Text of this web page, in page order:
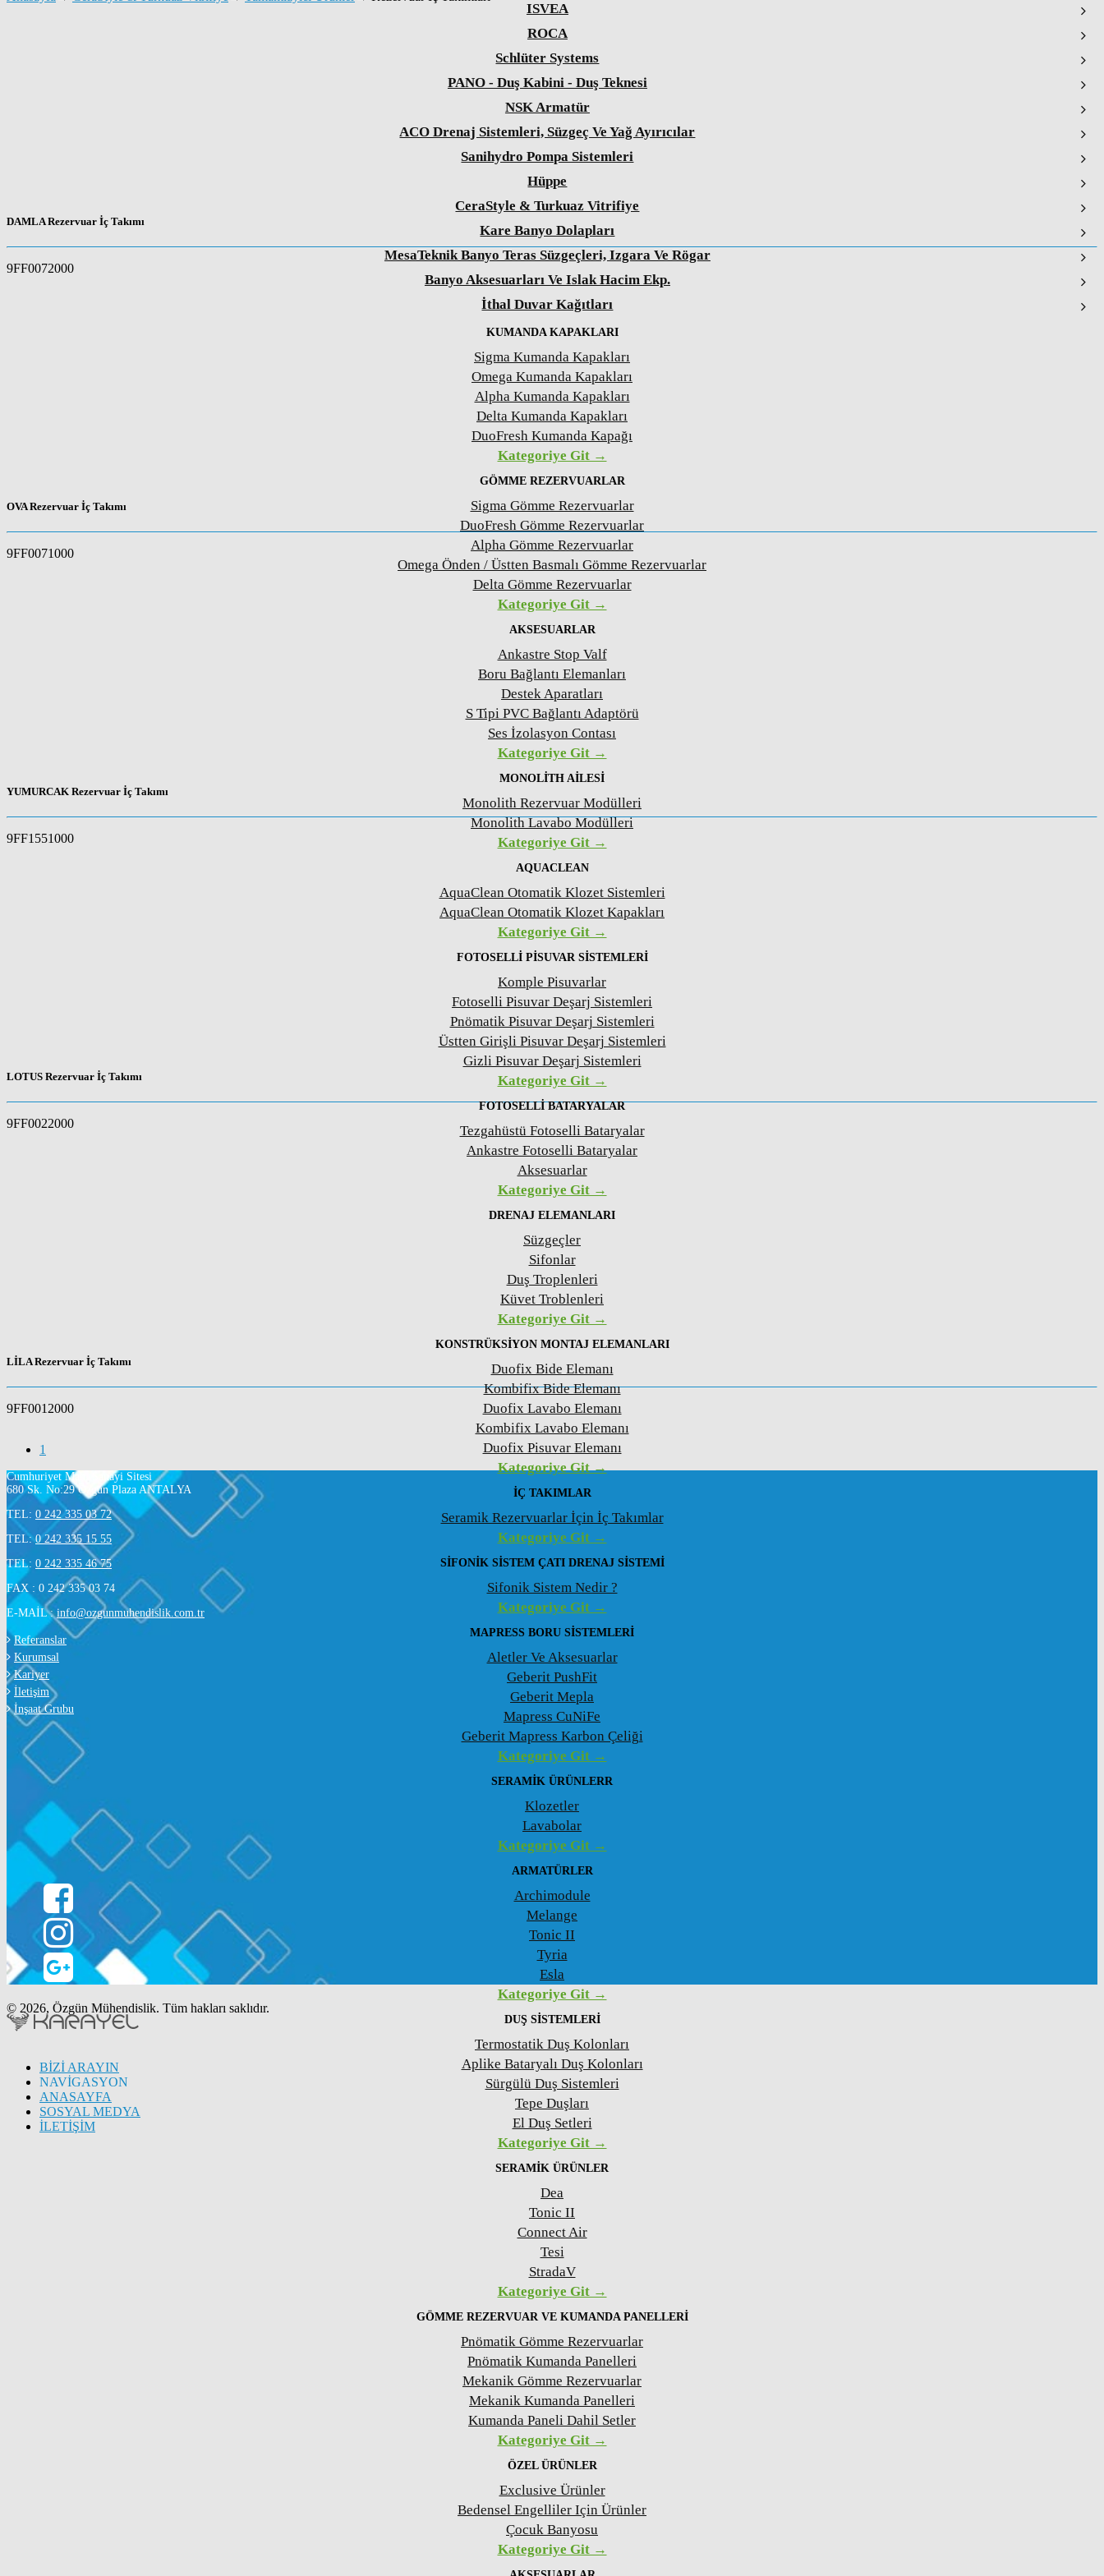
ISVEA
ROCA
Schlüter Systems
PANO - Duş Kabini - Duş Teknesi
NSK Armatür
ACO Drenaj Sistemleri, Süzgeç Ve Yağ Ayırıcılar
Sanihydro Pompa Sistemleri
Hüppe
CeraStyle & Turkuaz Vitrifiye
Kare Banyo Dolapları
MesaTeknik Banyo Teras Süzgeçleri, Izgara Ve Rögar
Banyo Aksesuarları Ve Islak Hacim Ekp.
İthal Duvar Kağıtları
KUMANDA KAPAKLARI
Sigma Kumanda Kapakları
Omega Kumanda Kapakları
Alpha Kumanda Kapakları
Delta Kumanda Kapakları
DuoFresh Kumanda Kapağı
Kategoriye Git →
GÖMME REZERVUARLAR
Sigma Gömme Rezervuarlar
DuoFresh Gömme Rezervuarlar
Alpha Gömme Rezervuarlar
Omega Önden / Üstten Basmalı Gömme Rezervuarlar
Delta Gömme Rezervuarlar
Kategoriye Git →
AKSESUARLAR
Ankastre Stop Valf
Boru Bağlantı Elemanları
Destek Aparatları
S Tipi PVC Bağlantı Adaptörü
Ses İzolasyon Contası
Kategoriye Git →
MONOLITH AILESI
Monolith Rezervuar Modülleri
Monolith Lavabo Modülleri
Kategoriye Git →
AQUACLEAN
AquaClean Otomatik Klozet Sistemleri
AquaClean Otomatik Klozet Kapakları
Kategoriye Git →
FOTOSELLI PISUVAR SISTEMLERI
Komple Pisuvarlar
Fotoselli Pisuvar Deşarj Sistemleri
Pnömatik Pisuvar Deşarj Sistemleri
Üstten Girişli Pisuvar Deşarj Sistemleri
Gizli Pisuvar Deşarj Sistemleri
Kategoriye Git →
FOTOSELLI BATARYALAR
Tezgahüstü Fotoselli Bataryalar
Ankastre Fotoselli Bataryalar
Aksesuarlar
Kategoriye Git →
DRENAJ ELEMANLARI
Süzgeçler
Sifonlar
Duş Troplenleri
Küvet Troblenleri
Kategoriye Git →
KONSTRÜKSIYON MONTAJ ELEMANLARI
Duofix Bide Elemanı
Kombifix Bide Elemanı
Duofix Lavabo Elemanı
Kombifix Lavabo Elemanı
Duofix Pisuvar Elemanı
Kategoriye Git →
İÇ TAKIMLAR
Seramik Rezervuarlar İçin İç Takımlar
Kategoriye Git →
SIFONIK SISTEM ÇATI DRENAJ SISTEMI
Sifonik Sistem Nedir ?
Kategoriye Git →
MAPRESS BORU SISTEMLERI
Aletler Ve Aksesuarlar
Geberit PushFit
Geberit Mepla
Mapress CuNiFe
Geberit Mapress Karbon Çeliği
Kategoriye Git →
SERAMIK ÜRÜNLERR
Klozetler
Lavabolar
Kategoriye Git →
ARMATÜRLER
Archimodule
Melange
Tonic II
Tyria
Esla
Kategoriye Git →
DUŞ SISTEMLERI
Termostatik Duş Kolonları
Aplike Bataryalı Duş Kolonları
Sürgülü Duş Sistemleri
Tepe Duşları
El Duş Setleri
Kategoriye Git →
SERAMIK ÜRÜNLER
Dea
Tonic II
Connect Air
Tesi
StradaV
Kategoriye Git →
GÖMME REZERVUAR VE KUMANDA PANELLERI
Pnömatik Gömme Rezervuarlar
Pnömatik Kumanda Panelleri
Mekanik Gömme Rezervuarlar
Mekanik Kumanda Panelleri
Kumanda Paneli Dahil Setler
Kategoriye Git →
ÖZEL ÜRÜNLER
Exclusive Ürünler
Bedensel Engelliler Için Ürünler
Çocuk Banyosu
Kategoriye Git →
DAMLA Rezervuar İç Takımı
9FF0072000
OVA Rezervuar İç Takımı
9FF0071000
YUMURCAK Rezervuar İç Takımı
9FF1551000
LOTUS Rezervuar İç Takımı
9FF0022000
LİLA Rezervuar İç Takımı
9FF0012000
1
Cumhuriyet Mah. Sanayi Sitesi
680 Sk. No:29 Özgün Plaza ANTALYA
TEL: 0 242 335 03 72
TEL:0 242 335 15 55
TEL: 0 242 335 46 75
FAX : 0 242 335 03 74
E-MAİL :info@ozgunmuhendislik.com.tr
Referanslar
Kurumsal
Kariyer
İletişim
İnşaat Grubu
© 2026, Özgün Mühendislik. Tüm hakları saklıdır.
BİZİ ARAYIN
NAVİGASYON
ANASAYFA
SOSYAL MEDYA
İLETİŞİM